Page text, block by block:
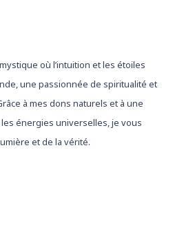
où l’intuition et les étoiles
une passionnée de spiritualité et
à mes dons naturels et à une
énergies universelles, je vous
et de la vérité.